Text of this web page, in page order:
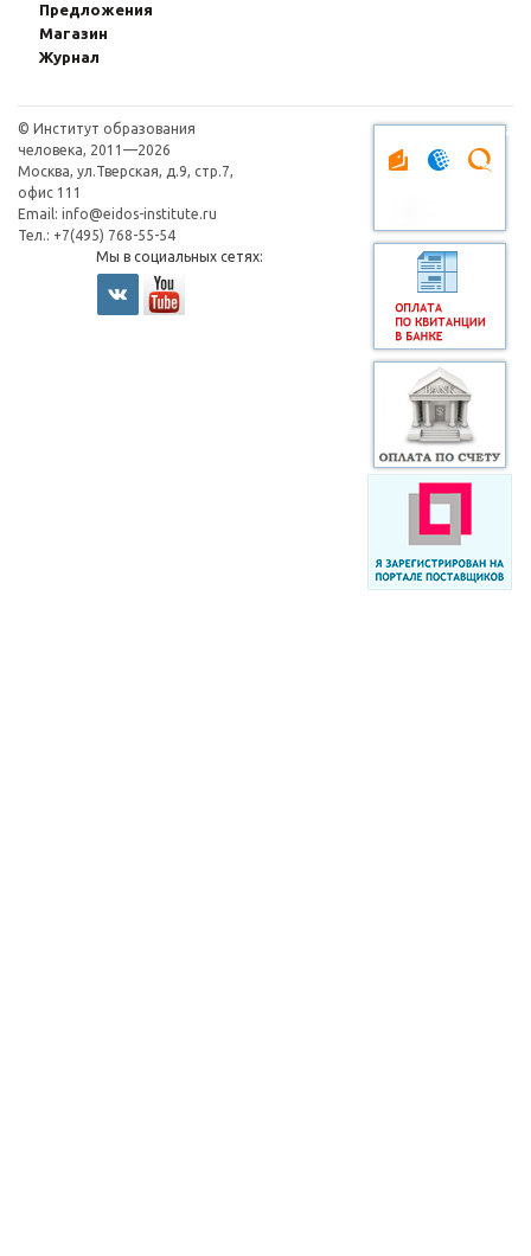
Предложения
Магазин
Журнал
© Институт образования
человека, 2011—2026
Москва, ул.Тверская, д.9, стр.7,
офис 111
Email: info@eidos-institute.ru
Тел.: +7(495) 768-55-54
Мы в социальных сетях:
Оплата через